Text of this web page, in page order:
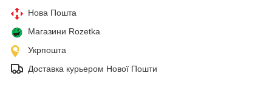
Нова Пошта
Магазини Rozetka
Укрпошта
Доставка курьером Нової Пошти